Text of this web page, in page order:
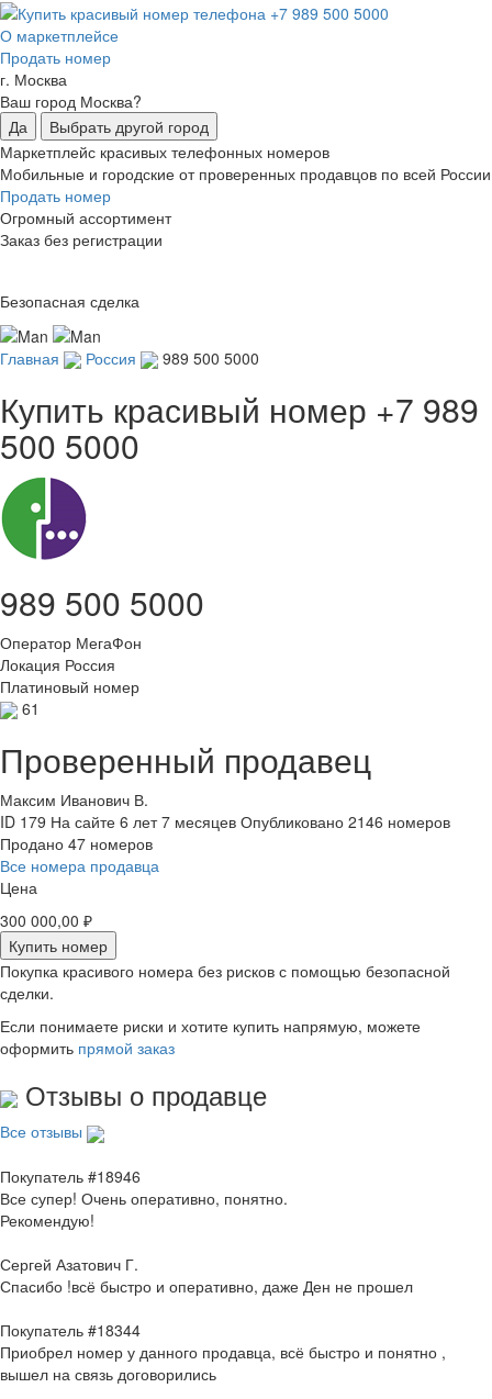
О маркетплейсе
Продать номер
г. Москва
Ваш город Москва?
Да
Выбрать другой город
Маркетплейс красивых телефонных номеров
Мобильные и городские от проверенных продавцов по всей России
Продать номер
Огромный ассортимент
Заказ без регистрации
Безопасная сделка
Главная Россия 989 500 5000
Купить красивый номер +7 989
500 5000
989 500 5000
Оператор МегаФон
Локация Россия
Платиновый номер
61
Проверенный продавец
Максим Иванович В.
ID 179 На сайте 6 лет 7 месяцев Опубликовано 2146 номеров
Продано 47 номеров
Все номера продавца
Цена
300 000,00 ₽
Купить номер
Покупка красивого номера без рисков с помощью безопасной
сделки.
Если понимаете риски и хотите купить напрямую, можете
оформить прямой заказ
Отзывы о продавце
Все отзывы
Покупатель #18946
Все супер! Очень оперативно, понятно.
Рекомендую!
Сергей Азатович Г.
Спасибо !всё быстро и оперативно, даже Ден не прошел
Покупатель #18344
Приобрел номер у данного продавца, всё быстро и понятно ,
вышел на связь договорились